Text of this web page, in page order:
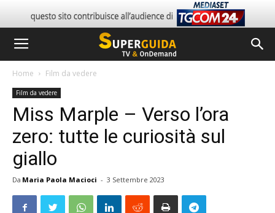
Home Film da vedere
Film da vedere
Miss Marple – Verso l’ora
zero: tutte le curiosità sul
giallo
Da Maria Paola Macioci - 3 Settembre 2023